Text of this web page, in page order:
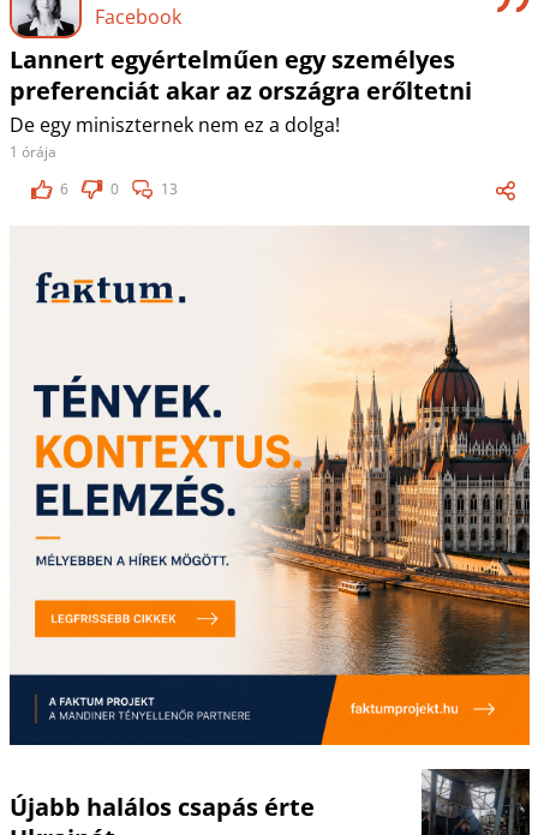
Facebook
Lannert egyértelműen egy személyes
preferenciát akar az országra erőltetni
De egy miniszternek nem ez a dolga!
1 órája
6
0 13
Újabb halálos csapás érte